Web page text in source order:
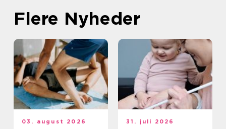
Flere Nyheder
03. august 2026 31. juli 2026